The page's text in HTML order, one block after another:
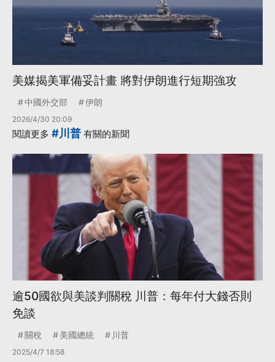
美媒揭美軍備妥計畫 將對伊朗進行短期強攻
中國外交部 伊朗
2026/4/30 20:09
閱讀更多 #川普 有關的新聞
逾50國欲與美談判關稅 川普：每年付大錢否則
免談
關稅 美國總統 川普
2025/4/7 18:58